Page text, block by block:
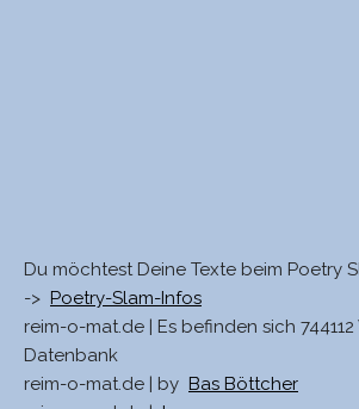
Du möchtest Deine Texte beim Poetry
-> Poetry-Slam-Infos
reim-o-mat.de | Es befinden sich
Datenbank
reim-o-mat.de | by Bas Böttcher